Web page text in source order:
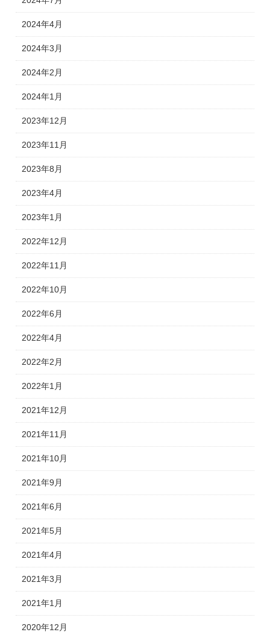
2024年4月
2024年3月
2024年2月
2024年1月
2023年12月
2023年11月
2023年8月
2023年4月
2023年1月
2022年12月
2022年11月
2022年10月
2022年6月
2022年4月
2022年2月
2022年1月
2021年12月
2021年11月
2021年10月
2021年9月
2021年6月
2021年5月
2021年4月
2021年3月
2021年1月
2020年12月